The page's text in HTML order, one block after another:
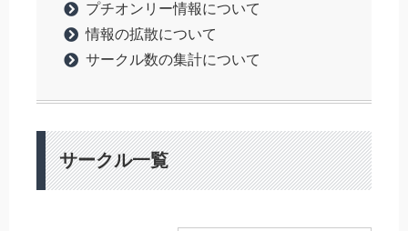
プチオンリー情報について
情報の拡散について
サークル数の集計について
サークル一覧